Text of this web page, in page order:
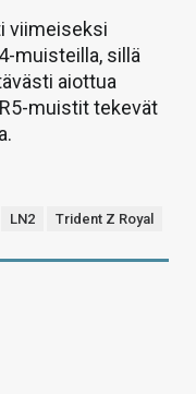
viimeiseksi
muisteilla, sillä
aiottua
muistit tekevät
LN2 Trident Z Royal